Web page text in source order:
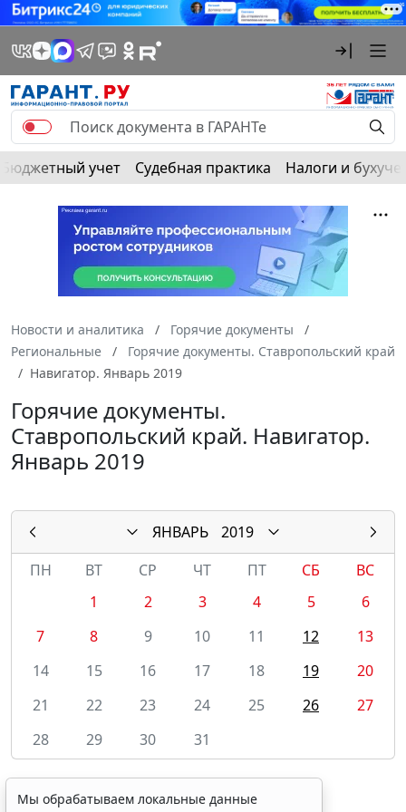
Бюджетный учет Судебная практика Налоги и
Новости и аналитика
Горячие документы
Региональные
Горячие документы. Ставропольский край
Навигатор. Январь 2019
Горячие документы.
Ставропольский край. Навигатор.
Январь 2019
ЯНВАРЬ
2019
ПН
ВТ СР ЧТ ПТ СБ
ВС
1
2 3 4 5
6
7
8 9 10 11 12
13
14
15 16 17 18 19
20
21
22 23 24 25 26
27
28
29 30 31
Мы обрабатываем локальные данные